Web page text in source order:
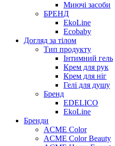
Миючі засоби
БРЕНД
EkoLine
Ecobaby
Догляд за тілом
Тип продукту
Інтимний гель
Крем для рук
Крем для ніг
Гелі для душу
Бренд
EDELICO
EkoLine
Бренди
ACME Color
ACME Color Beauty